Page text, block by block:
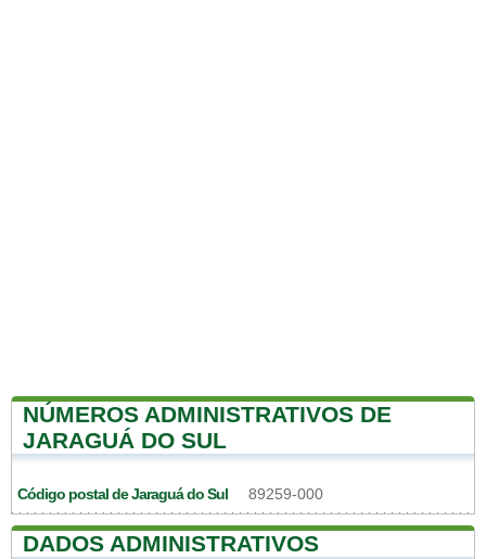
NÚMEROS ADMINISTRATIVOS DE
JARAGUÁ DO SUL
Código postal de Jaraguá do Sul 89259-000
DADOS ADMINISTRATIVOS